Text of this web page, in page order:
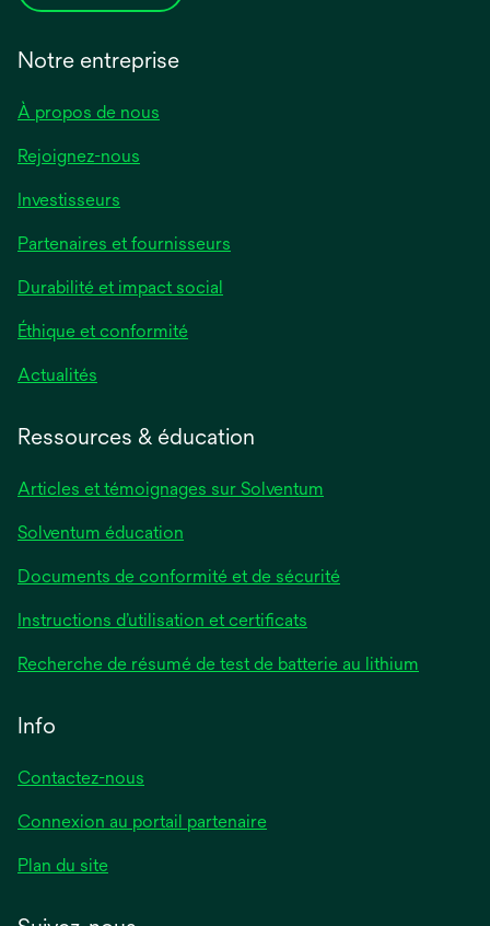
Notre entreprise
À propos de nous
Rejoignez-nous
Investisseurs
Partenaires et fournisseurs
Durabilité et impact social
Éthique et conformité
Actualités
Ressources & éducation
Articles et témoignages sur Solventum
Solventum éducation
Documents de conformité et de sécurité
Instructions d’utilisation et certificats
Recherche de résumé de test de batterie au lithium
Info
Contactez-nous
Connexion au portail partenaire
Plan du site